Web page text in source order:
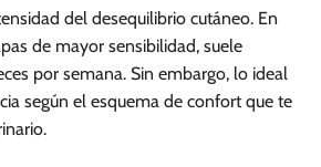
del desequilibrio cutáneo. En
de mayor sensibilidad, suele
por semana. Sin embargo, lo ideal
según el esquema de confort que te